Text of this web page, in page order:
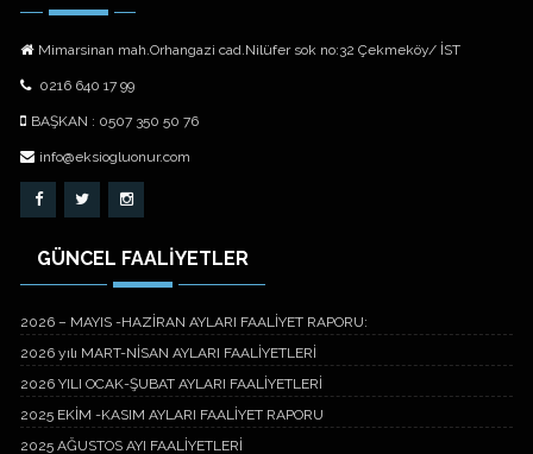
Mimarsinan mah.Orhangazi cad.Nilüfer sok no:32 Çekmeköy/ İST
0216 640 17 99
BAŞKAN : 0507 350 50 76
info@eksiogluonur.com
GÜNCEL FAALİYETLER
2026 – MAYIS -HAZİRAN AYLARI FAALİYET RAPORU:
2026 yılı MART-NİSAN AYLARI FAALİYETLERİ
2026 YILI OCAK-ŞUBAT AYLARI FAALİYETLERİ
2025 EKİM -KASIM AYLARI FAALİYET RAPORU
2025 AĞUSTOS AYI FAALİYETLERİ